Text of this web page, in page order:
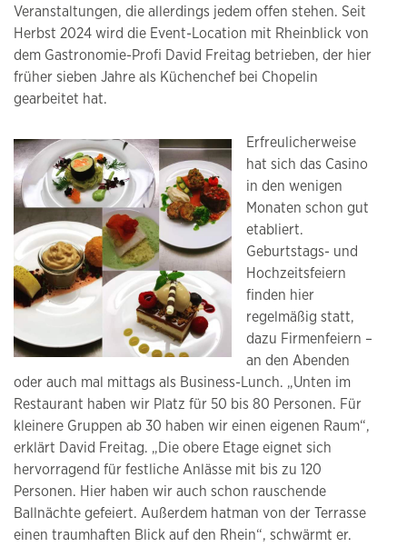
Veranstaltungen, die allerdings jedem offen stehen. Seit
Herbst 2024 wird die Event-Location mit Rheinblick von
dem Gastronomie-Profi David Freitag betrieben, der hier
früher sieben Jahre als Küchenchef bei Chopelin
gearbeitet hat.
Erfreulicherweise
hat sich das Casino
in den wenigen
Monaten schon gut
etabliert.
Geburtstags- und
Hochzeitsfeiern
finden hier
regelmäßig statt,
dazu Firmenfeiern –
an den Abenden
oder auch mal mittags als Business-Lunch. „Unten im
Restaurant haben wir Platz für 50 bis 80 Personen. Für
kleinere Gruppen ab 30 haben wir einen eigenen Raum“,
erklärt David Freitag. „Die obere Etage eignet sich
hervorragend für festliche Anlässe mit bis zu 120
Personen. Hier haben wir auch schon rauschende
Ballnächte gefeiert. Außerdem hatman von der Terrasse
einen traumhaften Blick auf den Rhein“, schwärmt er.